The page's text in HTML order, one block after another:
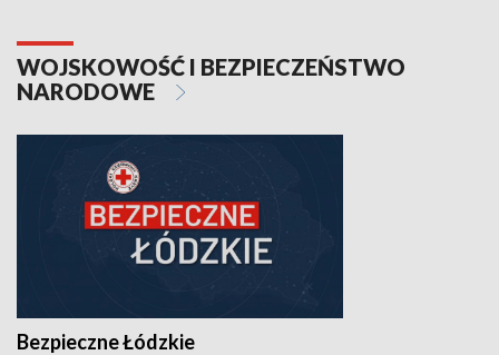
WOJSKOWOŚĆ I BEZPIECZEŃSTWO
NARODOWE
Bezpieczne Łódzkie